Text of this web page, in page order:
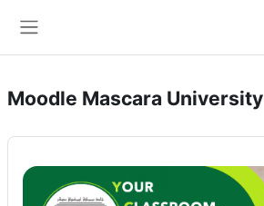
Moodle Mascara University